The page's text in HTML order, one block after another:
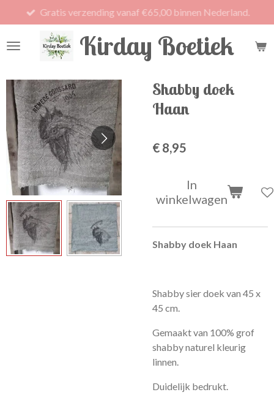
direct
naar
Kirday Boetiek
Gratis verzending vanaf €65,00 binnen Nederland.
Shabby doek
Haan
€ 8,95
In
winkelwagen
Shabby doek Haan
Shabby sier doek van 45 x
45 cm.
Gemaakt van 100% grof
shabby naturel kleurig
linnen.
Duidelijk bedrukt.